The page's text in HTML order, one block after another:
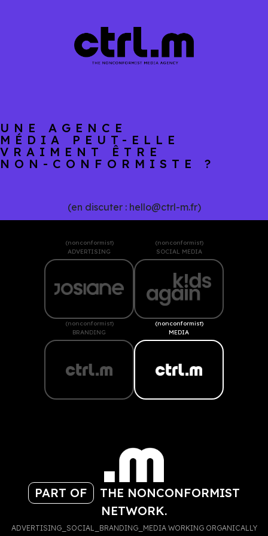
UNE AGENCE
MÉDIA PEUT-ELLE
VRAIMENT
ÊTRE
NON-CONFORMISTE ?
(en discuter : hello@ctrl-m.fr)
(nonconformist)
ADVERTISING
(nonconformist)
SOCIAL MEDIA
(nonconformist)
BRANDING
(nonconformist)
MEDIA
PART OF
THE NONCONFORMIST
NETWORK.
ADVERTISING_SOCIAL_BRANDING_MEDIA WORKING ORGANICALLY